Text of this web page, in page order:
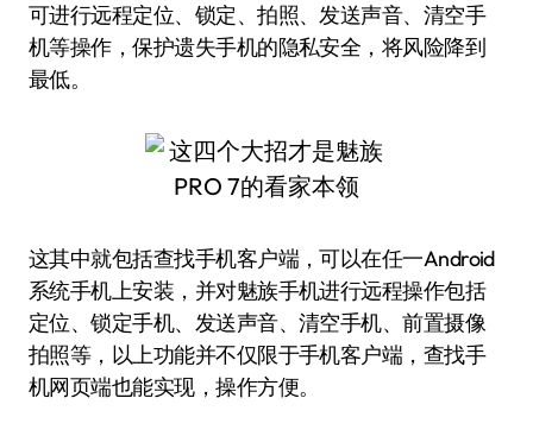
可进行远程定位、锁定、拍照、发送声音、清空手
机等操作，保护遗失手机的隐私安全，将风险降到
最低。
这其中就包括查找手机客户端，可以在任一Android
系统手机上安装，并对魅族手机进行远程操作包括
定位、锁定手机、发送声音、清空手机、前置摄像
拍照等，以上功能并不仅限于手机客户端，查找手
机网页端也能实现，操作方便。